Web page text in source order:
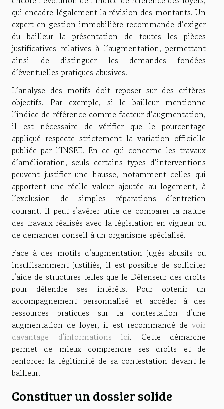
qui encadre légalement la révision des montants. Un
expert en gestion immobilière recommande d’exiger
du bailleur la présentation de toutes les pièces
justificatives relatives à l’augmentation, permettant
ainsi de distinguer les demandes fondées
d’éventuelles pratiques abusives.
L’analyse des motifs doit reposer sur des critères
objectifs. Par exemple, si le bailleur mentionne
l’indice de référence comme facteur d’augmentation,
il est nécessaire de vérifier que le pourcentage
appliqué respecte strictement la variation officielle
publiée par l’INSEE. En ce qui concerne les travaux
d’amélioration, seuls certains types d’interventions
peuvent justifier une hausse, notamment celles qui
apportent une réelle valeur ajoutée au logement, à
l’exclusion de simples réparations d’entretien
courant. Il peut s’avérer utile de comparer la nature
des travaux réalisés avec la législation en vigueur ou
de demander conseil à un organisme spécialisé.
Face à des motifs d’augmentation jugés abusifs ou
insuffisamment justifiés, il est possible de solliciter
l’aide de structures telles que le Défenseur des droits
pour défendre ses intérêts. Pour obtenir un
accompagnement personnalisé et accéder à des
ressources pratiques sur la contestation d’une
augmentation de loyer, il est recommandé de voir
davantage d'informations ici. Cette démarche
permet de mieux comprendre ses droits et de
renforcer la légitimité de sa contestation devant le
bailleur.
Constituer un dossier solide